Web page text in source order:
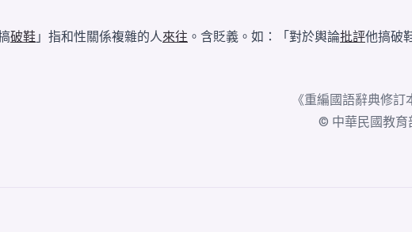
破鞋 」指和性關係複雜的人來往 。含貶義。如：「對於輿論批評他搞破
《重編國語辭典修訂
© 中華民國教育